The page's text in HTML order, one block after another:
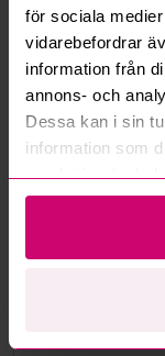
för sociala
vidarebefordrar
information från
annons- och
Dessa kan i sin
information som
samlat in när du
Mer från
Milwaukee